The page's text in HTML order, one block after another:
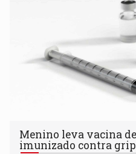
Menino leva vacina
imunizado contra